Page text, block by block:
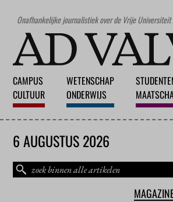
Onafhankelijke journalistiek over de Vrije
CAMPUS
CULTUUR
WETENSCHAP
ONDERWIJS
6 AUGUSTUS 2026